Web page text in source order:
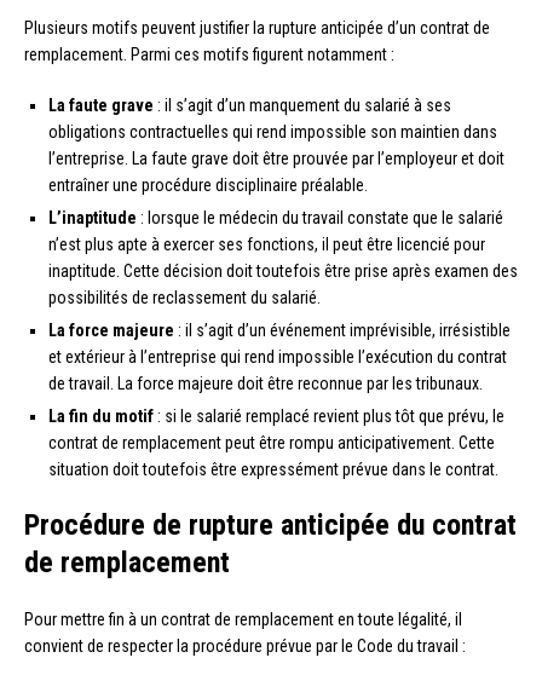
Plusieurs motifs peuvent justifier la rupture anticipée d’un contrat de
remplacement. Parmi ces motifs figurent notamment :
La faute grave : il s’agit d’un manquement du salarié à ses
obligations contractuelles qui rend impossible son maintien dans
l’entreprise. La faute grave doit être prouvée par l’employeur et doit
entraîner une procédure disciplinaire préalable.
L’inaptitude : lorsque le médecin du travail constate que le salarié
n’est plus apte à exercer ses fonctions, il peut être licencié pour
inaptitude. Cette décision doit toutefois être prise après examen des
possibilités de reclassement du salarié.
La force majeure : il s’agit d’un événement imprévisible, irrésistible
et extérieur à l’entreprise qui rend impossible l’exécution du contrat
de travail. La force majeure doit être reconnue par les tribunaux.
La fin du motif : si le salarié remplacé revient plus tôt que prévu, le
contrat de remplacement peut être rompu anticipativement. Cette
situation doit toutefois être expressément prévue dans le contrat.
Procédure de rupture anticipée du contrat
de remplacement
Pour mettre fin à un contrat de remplacement en toute légalité, il
convient de respecter la procédure prévue par le Code du travail :